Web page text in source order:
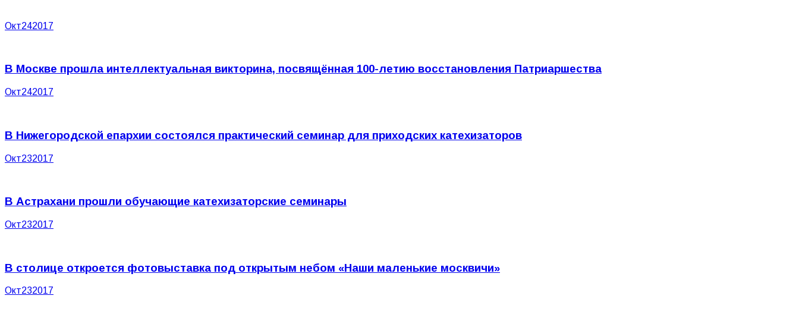
Окт242017
В Москве прошла интеллектуальная викторина, посвящённая 100-летию восстановления Патриаршества
Окт242017
В Нижегородской епархии состоялся практический семинар для приходских катехизаторов
Окт232017
В Астрахани прошли обучающие катехизаторские семинары
Окт232017
В столице откроется фотовыставка под открытым небом «Наши маленькие москвичи»
Окт232017